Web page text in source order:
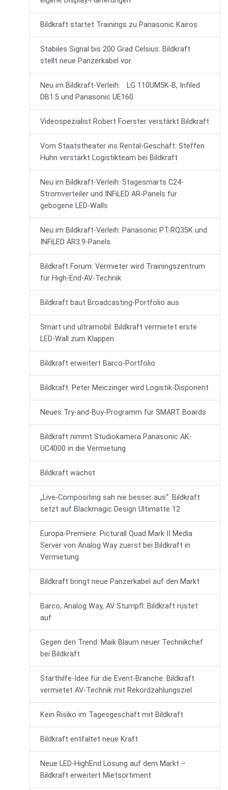
Bildkraft startet Trainings zu Panasonic Kairos
Stabiles Signal bis 200 Grad Celsius: Bildkraft
stellt neue Panzerkabel vor
Neu im Bildkraft-Verleih: LG 110UM5K-B, Infiled
DB1.5 und Panasonic UE160
Videospezialist Robert Foerster verstärkt Bildkraft
Vom Staatstheater ins Rental-Geschäft: Steffen
Huhn verstärkt Logistikteam bei Bildkraft
Neu im Bildkraft-Verleih: Stagesmarts C24-
Stromverteiler und INFiLED AR-Panels für
gebogene LED-Walls
Neu im Bildkraft-Verleih: Panasonic PT-RQ35K und
INFiLED AR3.9-Panels
Bildkraft Forum: Vermieter wird Trainingszentrum
für High-End-AV-Technik
Bildkraft baut Broadcasting-Portfolio aus
Smart und ultramobil: Bildkraft vermietet erste
LED-Wall zum Klappen
Bildkraft erweitert Barco-Portfolio
Bildkraft: Peter Meiczinger wird Logistik-Disponent
Neues Try-and-Buy-Programm für SMART Boards
Bildkraft nimmt Studiokamera Panasonic AK-
UC4000 in die Vermietung
Bildkraft wächst
„Live-Compositing sah nie besser aus“: Bildkraft
setzt auf Blackmagic Design Ultimatte 12
Europa-Premiere: Picturall Quad Mark II Media
Server von Analog Way zuerst bei Bildkraft in
Vermietung
Bildkraft bringt neue Panzerkabel auf den Markt
Barco, Analog Way, AV Stumpfl: Bildkraft rüstet
auf
Gegen den Trend: Maik Blaum neuer Technikchef
bei Bildkraft
Starthilfe-Idee für die Event-Branche: Bildkraft
vermietet AV-Technik mit Rekordzahlungsziel
Kein Risiko im Tagesgeschäft mit Bildkraft
Bildkraft entfaltet neue Kraft
Neue LED-HighEnd Lösung auf dem Markt –
Bildkraft erweitert Mietsortiment